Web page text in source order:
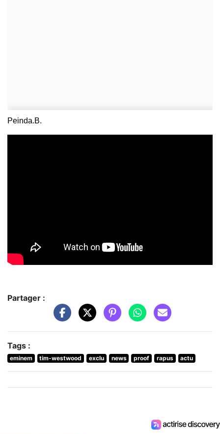
Peinda.B.
Partager :
Tags :
eminem tim-westwood exclu news proof rapus actu